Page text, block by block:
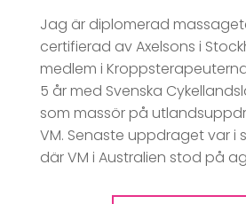
Jag är diplomerad
certifierad av Axelsons i
medlem i
5 år med Svenska
som massör på
VM. Senaste uppdraget var i
där VM i Australien stod på